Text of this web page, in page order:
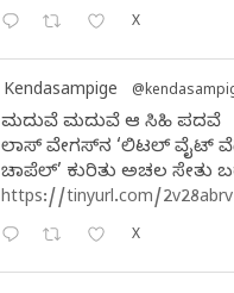
X
Kendasampige
ಮದುವೆ ಮದುವೆ ಆ ಸಿಹಿ ಪದವೆ
ಲಾಸ್‌ ವೇಗಸ್‌ನ ‘ಲಿಟಲ್ ವೈಟ್
ಚಾಪೆಲ್’ ಕುರಿತು ಅಚಲ ಸೇತು
https://tinyurl.com/2v28abrv
X